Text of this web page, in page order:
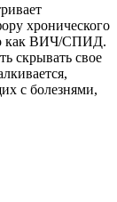
хронического
как ВИЧ/СПИД.
скрывать свое
с болезнями,